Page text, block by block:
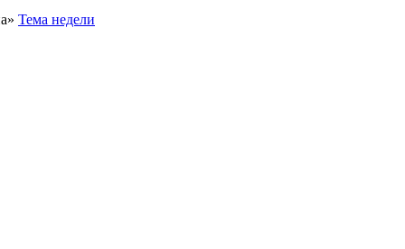
Тема недели